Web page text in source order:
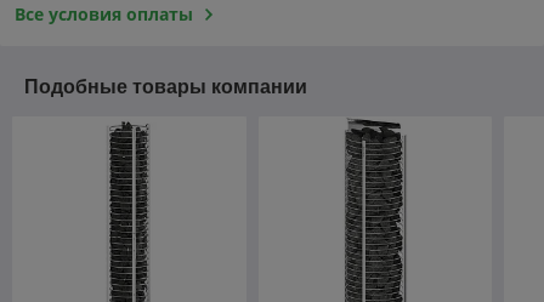
Все условия оплаты
Подобные товары компании